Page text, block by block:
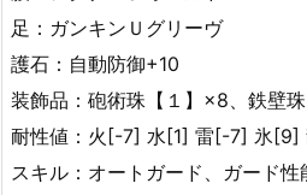
足：ガンキンＵグリーヴ
護石：自動防御+10
装飾品：砲術珠【１】×8、鉄壁珠
耐性値：火[-7] 水[1] 雷[-7] 氷[9]
スキル：オートガード、ガード